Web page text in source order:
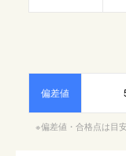
偏差値
※偏差値・合格点は目